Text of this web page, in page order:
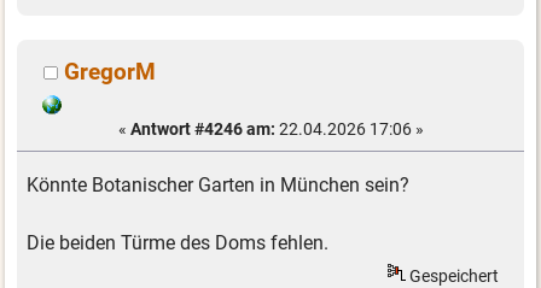
GregorM
« Antwort #4246 am: 22.04.2026 17:06 »
Könnte Botanischer Garten in München sein?
Die beiden Türme des Doms fehlen.
Gespeichert